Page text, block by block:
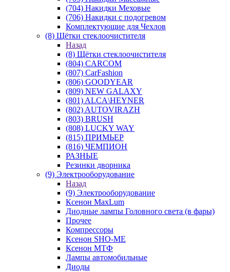
(704) Накидки Меховые
(706) Накидки с подогревом
Комплектующие для Чехлов
(8) Щётки стеклоочистителя
Назад
(8) Щётки стеклоочистителя
(804) CARCOM
(807) CarFashion
(806) GOODYEAR
(809) NEW GALAXY
(801) ALCA\HEYNER
(802) AUTOVIRAZH
(803) BRUSH
(808) LUCKY WAY
(815) ПРИМЬЕР
(816) ЧЕМПИОН
РАЗНЫЕ
Резинки дворника
(9) Электрооборудование
Назад
(9) Электрооборудование
Ксенон MaxLum
Диодные лампы Головного света (в фары)
Прочее
Компрессоры
Ксенон SHO-ME
Ксенон МТФ
Лампы автомобильные
Диоды